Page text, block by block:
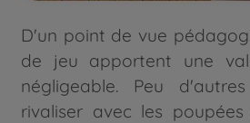
D'un point de vue
de jeu apportent une
négligeable. Peu
rivaliser avec les